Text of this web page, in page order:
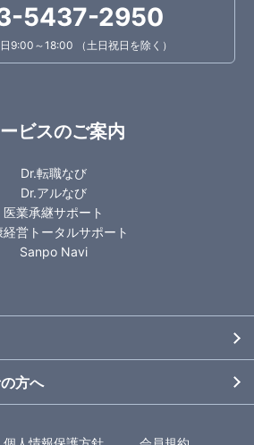
5437-2950
9:00～18:00 （土日祝日を除く）
ビスのご案内
Dr.転職なび
Dr.アルなび
医業承継サポート
経営トータルサポート
Sanpo Navi
方へ